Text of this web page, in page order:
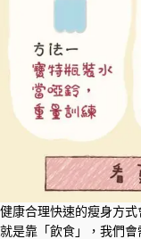
健康合理快速的瘦身方式
就是靠「飲食」，我們